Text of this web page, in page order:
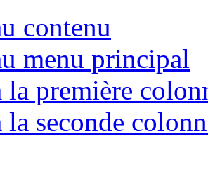
contenu
menu principal
première
seconde